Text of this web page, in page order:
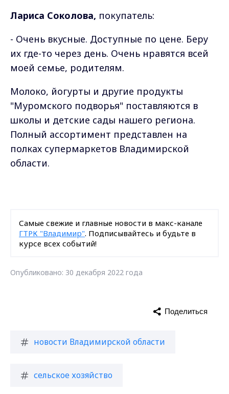
Лариса Соколова, покупатель:
- Очень вкусные. Доступные по цене. Беру
их где-то через день. Очень нравятся всей
моей семье, родителям.
Молоко, йогурты и другие продукты
"Муромского подворья" поставляются в
школы и детские сады нашего региона.
Полный ассортимент представлен на
полках супермаркетов Владимирской
области.
Самые свежие и главные новости в макс-канале
ГТРК "Владимир". Подписывайтесь и будьте в
курсе всех событий!
Опубликовано: 30 декабря 2022 года
новости Владимирской области
сельское хозяйство
Поделиться